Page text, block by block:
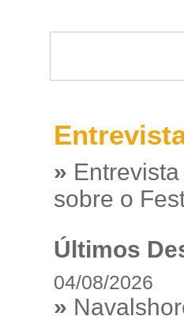
»
sobre o
Últimos
04/08/2026
»